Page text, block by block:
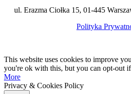
ul. Erazma Ciołka 15, 01-445
Polityka
This website uses cookies to improve
you're ok with this, but you can opt-out
More
Privacy & Cookies Policy